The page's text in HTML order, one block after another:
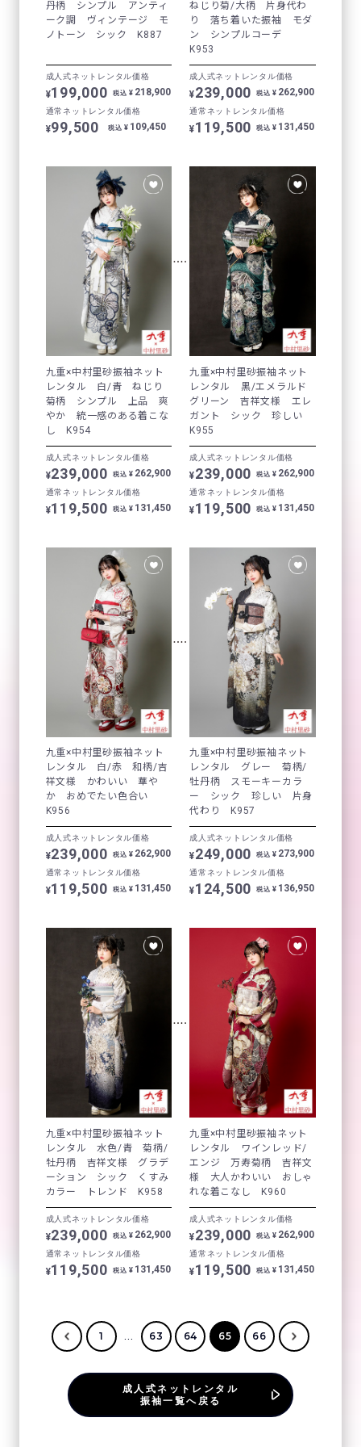
丹柄 シンプル アンティ
ーク調 ヴィンテージ モ
ノトーン シック K887
成人式ネットレンタル価格
¥199,000 税込 ¥ 218,900
通常ネットレンタル価格
¥99,500 税込 ¥ 109,450
ねじり菊/大柄 片身代わ
り 落ち着いた振袖 モダ
ン シンプルコーデ
K953
成人式ネットレンタル価格
¥239,000 税込 ¥ 262,900
通常ネットレンタル価格
¥119,500 税込 ¥ 131,450
九重×中村里砂振袖ネット
レンタル 白/青 ねじり
菊柄 シンプル 上品 爽
やか 統一感のある着こな
し K954
成人式ネットレンタル価格
¥239,000 税込 ¥ 262,900
通常ネットレンタル価格
¥119,500 税込 ¥ 131,450
九重×中村里砂振袖ネット
レンタル 黒/エメラルド
グリーン 吉祥文様 エレ
ガント シック 珍しい
K955
成人式ネットレンタル価格
¥239,000 税込 ¥ 262,900
通常ネットレンタル価格
¥119,500 税込 ¥ 131,450
九重×中村里砂振袖ネット
レンタル 白/赤 和柄/吉
祥文様 かわいい 華や
か おめでたい色合い
K956
成人式ネットレンタル価格
¥239,000 税込 ¥ 262,900
通常ネットレンタル価格
¥119,500 税込 ¥ 131,450
九重×中村里砂振袖ネット
レンタル グレー 菊柄/
牡丹柄 スモーキーカラ
ー シック 珍しい 片身
代わり K957
成人式ネットレンタル価格
¥249,000 税込 ¥ 273,900
通常ネットレンタル価格
¥124,500 税込 ¥ 136,950
九重×中村里砂振袖ネット
レンタル 水色/青 菊柄/
牡丹柄 吉祥文様 グラデ
ーション シック くすみ
カラー トレンド K958
成人式ネットレンタル価格
¥239,000 税込 ¥ 262,900
通常ネットレンタル価格
¥119,500 税込 ¥ 131,450
九重×中村里砂振袖ネット
レンタル ワインレッド/
エンジ 万寿菊柄 吉祥文
様 大人かわいい おしゃ
れな着こなし K960
成人式ネットレンタル価格
¥239,000 税込 ¥ 262,900
通常ネットレンタル価格
¥119,500 税込 ¥ 131,450
1 ... 63 64 65 66
成人式ネットレンタル
振袖一覧へ戻る